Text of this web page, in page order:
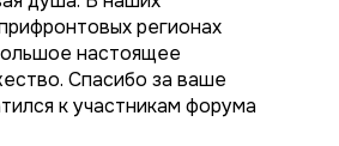
регионах
настоящее
Спасибо за ваше
к участникам форума